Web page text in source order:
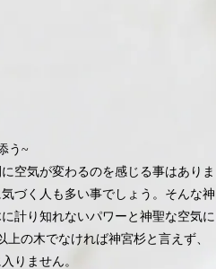
う~
空気が変わるのを感じる事はありま
づく人も多い事でしょう。そんな神
計り知れないパワーと神聖な空気に
の木でなければ神宮杉と言えず、
りません。